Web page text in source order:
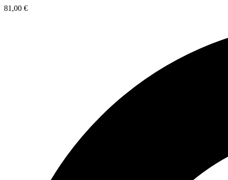
81,00 €